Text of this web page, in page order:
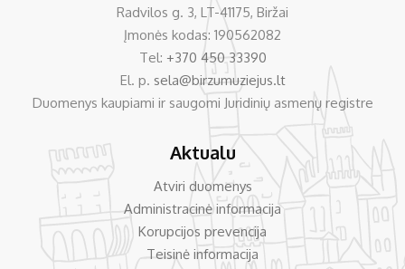
Radvilos g. 3, LT-41175, Biržai
Įmonės kodas: 190562082
Tel: +370 450 33390
El. p. sela@birzumuziejus.lt
Duomenys kaupiami ir saugomi Juridinių asmenų registre
Aktualu
Atviri duomenys
Administracinė informacija
Korupcijos prevencija
Teisinė informacija